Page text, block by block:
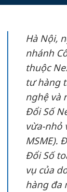
Hà Nội,
nhánh
thuộc
tư hàng
nghệ và
Đổi Số
vừa-nhỏ
MSME).
Đổi Số
vụ của
hàng đa